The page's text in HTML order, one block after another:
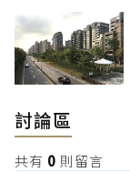
討論區
共有 0 則留言